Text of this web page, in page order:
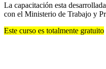
La capacitación esta
con el Ministerio de Trabajo y
Este curso es totalmente gratuito